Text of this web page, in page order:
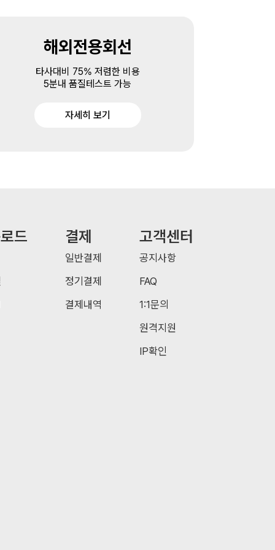
해외전용회선
타사대비 75% 저렴한 비용
5분내 품질테스트 가능
자세히 보기
드 결제
일반결제
정기결제
결제내역
고객센터
공지사항
FAQ
1:1문의
원격지원
IP확인